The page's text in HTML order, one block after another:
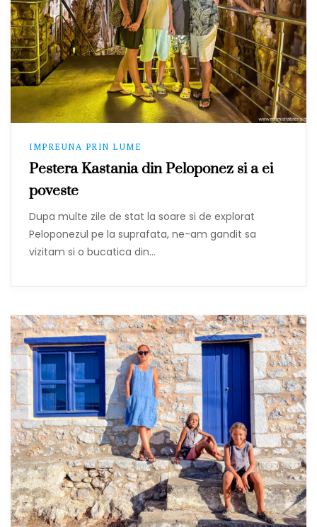
IMPREUNA PRIN LUME
Pestera Kastania din Peloponez si a ei
poveste
Dupa multe zile de stat la soare si de explorat
Peloponezul pe la suprafata, ne-am gandit sa
vizitam si o bucatica din…